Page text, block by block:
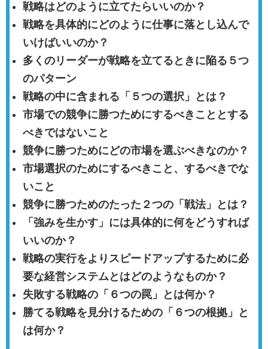
戦略はどのように立てたらいいのか？
戦略を具体的にどのように仕事に落とし込んで
いけばいいのか？
多くのリーダーが戦略を立てるときに陥る５つ
のパターン
戦略の中に含まれる「５つの選択」とは？
市場での競争に勝つためにするべきこととする
べきではないこと
競争に勝つためにどの市場を選ぶべきなのか？
市場選択のためにするべきこと、するべきでな
いこと
競争に勝つためのたった２つの「戦法」とは？
「強みを生かす」には具体的に何をどうすれば
いいのか？
戦略の実行をよりスピードアップするために必
要な経営システムとはどのようなものか？
失敗する戦略の「６つの罠」とは何か？
勝てる戦略を見分けるための「６つの根拠」と
は何か？